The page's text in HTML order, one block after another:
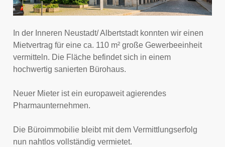
In der Inneren Neustadt/ Albertstadt konnten wir einen
Mietvertrag für eine ca. 110 m² große Gewerbeeinheit
vermitteln. Die Fläche befindet sich in einem
hochwertig sanierten Bürohaus.
Neuer Mieter ist ein europaweit agierendes
Pharmaunternehmen.
Die Büroimmobilie bleibt mit dem Vermittlungserfolg
nun nahtlos vollständig vermietet.